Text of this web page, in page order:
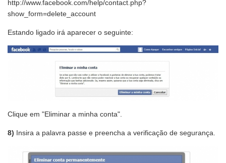
http://www.facebook.com/help/contact.php?
show_form=delete_account
Estando ligado irá aparecer o seguinte:
Clique em "Eliminar a minha conta".
8) Insira a palavra passe e preencha a verificação de segurança.